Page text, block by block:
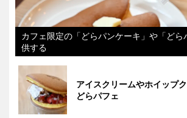
カフェ限定の「どらパンケーキ」や「どら
供する
アイスクリームやホイップ
どらパフェ